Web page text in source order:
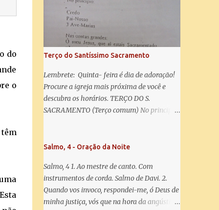
do
o
salve! A vós bradamos os degredados filhos
de Eva, a vós suspiramos, gemendo e
chorando neste vale de lágrimas. Eia, pois,
Advogada nossa, estes vossos olhos
misericordiosos a nós volvei, e depois deste
desterro, mostrai-nos Jesus. Bendito é o
fruto do vosso ventre, ó clemente, ó piedosa,
ó doce e sempre Virgem Maria. Rogai por
nós Santa Mãe de Deus. Para que sejamos
dignos das promessas de Cristo. Amém.
Terço do Santíssimo Sacramento
Lembrete: Quinta- feira é dia de adoração!
Procure a igreja mais próxima de você e
descubra os horários. TERÇO DO S.
SACRAMENTO (Terço comum) No principio:
Sacramentado, não permitais que eu viva
coração ao Vosso e o Vosso ao meu, e, nem
sem Vós morra eu! Nas contas pequenas:
Sacramento de Amor! Misericórdia Senhor!
Glória ao Pai: Cristo pão da vida e remédio
Salmo, 4 - Oração da Noite
Salmo, 4 1. Ao mestre de canto. Com
instrumentos de corda. Salmo de Davi. 2.
Quando vos invoco, respondei-me, ó Deus de
minha justiça, vós que na hora da angústia